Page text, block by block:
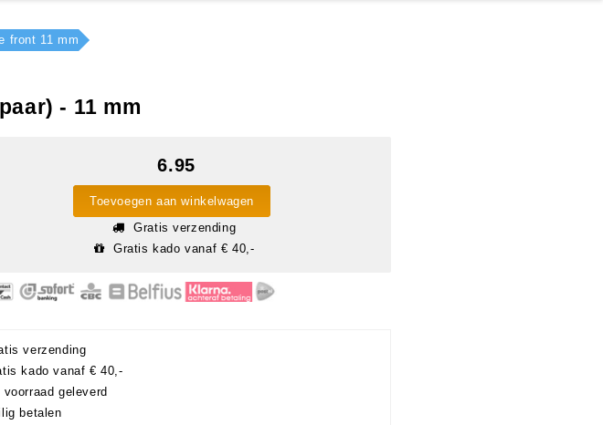
front 11 mm
- 11 mm
6.95
Toevoegen aan winkelwagen
Gratis verzending
Gratis kado vanaf € 40,-
verzending
kado vanaf € 40,-
voorraad geleverd
betalen